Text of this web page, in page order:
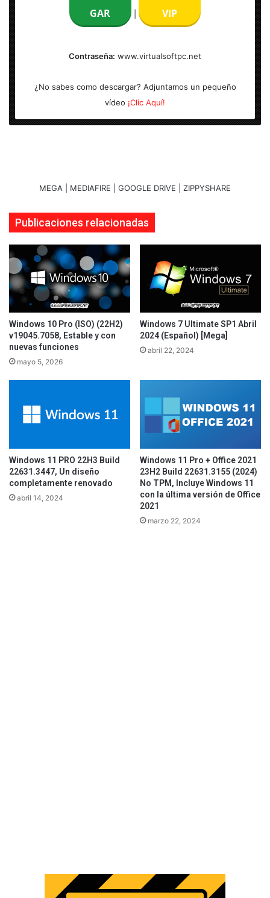
GAR VIP
Contraseña: www.virtualsoftpc.net
¿No sabes como descargar? Adjuntamos un pequeño
vídeo ¡Clic Aquí!
MEGA | MEDIAFIRE | GOOGLE DRIVE | ZIPPYSHARE
Publicaciones relacionadas
Windows 10 Pro (ISO) (22H2)
v19045.7058, Estable y con
nuevas funciones
mayo 5, 2026
Windows 7 Ultimate SP1 Abril
2024 (Español) [Mega]
abril 22, 2024
Windows 11 PRO 22H3 Build
22631.3447, Un diseño
completamente renovado
abril 14, 2024
Windows 11 Pro + Office 2021
23H2 Build 22631.3155 (2024)
No TPM, Incluye Windows 11
con la última versión de Office
2021
marzo 22, 2024